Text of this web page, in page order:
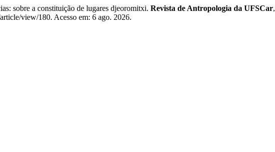
sobre a constituição de lugares djeoromitxi. Revista de Antropologia da UFSCar,
view/180. Acesso em: 6 ago. 2026.